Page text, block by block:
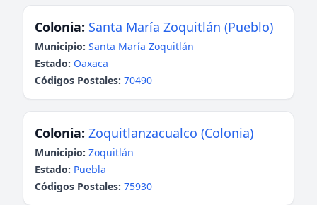
Colonia: Santa María Zoquitlán (Pueblo)
Municipio: Santa María Zoquitlán
Estado: Oaxaca
Códigos Postales: 70490
Colonia: Zoquitlanzacualco (Colonia)
Municipio: Zoquitlán
Estado: Puebla
Códigos Postales: 75930